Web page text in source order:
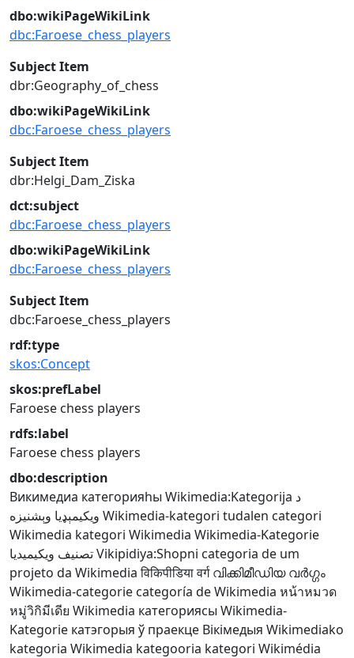
dbo:wikiPageWikiLink
dbc:Faroese_chess_players
Subject Item
dbr:Geography_of_chess
dbo:wikiPageWikiLink
dbc:Faroese_chess_players
Subject Item
dbr:Helgi_Dam_Ziska
dct:subject
dbc:Faroese_chess_players
dbo:wikiPageWikiLink
dbc:Faroese_chess_players
Subject Item
dbc:Faroese_chess_players
rdf:type
skos:Concept
skos:prefLabel
Faroese chess players
rdfs:label
Faroese chess players
dbo:description
Викимедиа категорияһы Wikimedia:Kategorija د
ويکيمېډيا وېشنيزه Wikimedia-kategori tudalen categori
Wikimedia kategori Wikimedia Wikimedia-Kategorie
تصنيف ويكيميدياVikipidiya:Shopni categoria de um
projeto da Wikimedia विकिपीडिया वर्ग വിക്കിമീഡിയ വർഗ്ഗം
Wikimedia-categorie categoría de Wikimedia หน้าหมวด
หมู่วิกิมีเดีย Wikimedia категориясы Wikimedia-
Kategorie катэгорыя ў праекце Вікімедыя Wikimediako
kategoria Wikimedia kategooria kategori Wikimédia